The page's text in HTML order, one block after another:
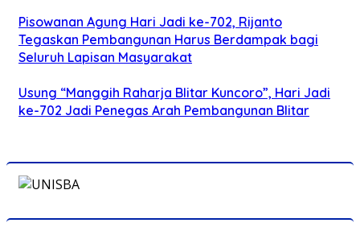
Pisowanan Agung Hari Jadi ke-702, Rijanto
Tegaskan Pembangunan Harus Berdampak bagi
Seluruh Lapisan Masyarakat
Usung “Manggih Raharja Blitar Kuncoro”, Hari Jadi
ke-702 Jadi Penegas Arah Pembangunan Blitar